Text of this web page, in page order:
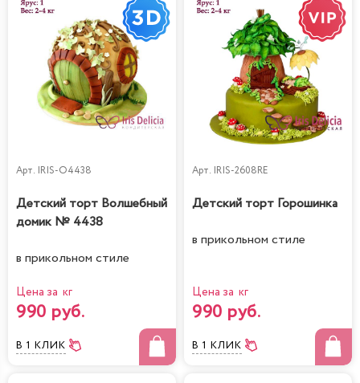
Арт. IRIS-O4438
Детский торт Волшебный
домик № 4438
в прикольном стиле
Цена за кг
990 руб.
В 1 КЛИК
Арт. IRIS-2608RE
Детский торт Горошинка
в прикольном стиле
Цена за кг
990 руб.
В 1 КЛИК